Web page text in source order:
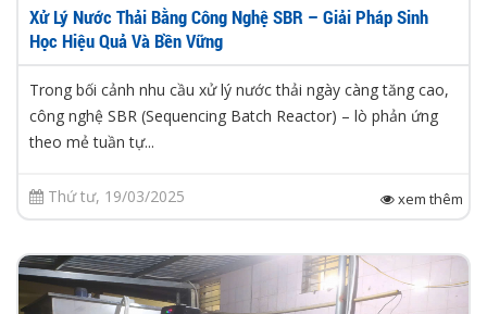
Xử Lý Nước Thải Bằng Công Nghệ SBR – Giải Pháp Sinh
Học Hiệu Quả Và Bền Vững
Trong bối cảnh nhu cầu xử lý nước thải ngày càng tăng cao,
công nghệ SBR (Sequencing Batch Reactor) – lò phản ứng
theo mẻ tuần tự...
Thứ tư, 19/03/2025 xem thêm